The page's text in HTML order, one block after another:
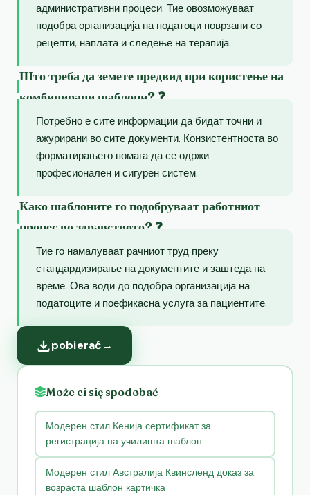
административни процеси. Тие овозможуваат
подобра организација на податоци поврзани со
рецепти, наплата и следење на терапија.
Што треба да земете предвид при користење на
комбинирани шаблони? ❓
Потребно е сите информации да бидат точни и
ажурирани во сите документи. Конзистентноста во
форматирањето помага да се одржи
професионален и сигурен систем.
Како шаблоните го подобруваат работниот
процес во здравството? ❓
Тие го намалуваат рачниот труд преку
стандардизирање на документите и заштеда на
време. Ова води до подобра организација на
податоците и поефикасна услуга за пациентите.
pobierać→
Może ci się spodobać
Модерен стил Кенија сертификат за
регистрација на училишта шаблон
Модерен стил Австралија Квинсленд доказ за
возраста шаблон картичка